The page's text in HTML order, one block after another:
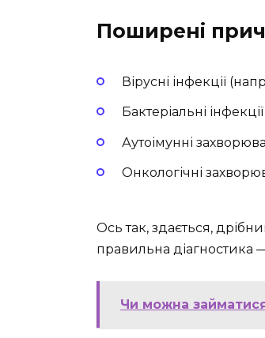
Поширені
Вірусні інфекції
Бактеріальні
Аутоімунні
Онкологічні
Ось так, здається,
правильна діагностика
Чи можна